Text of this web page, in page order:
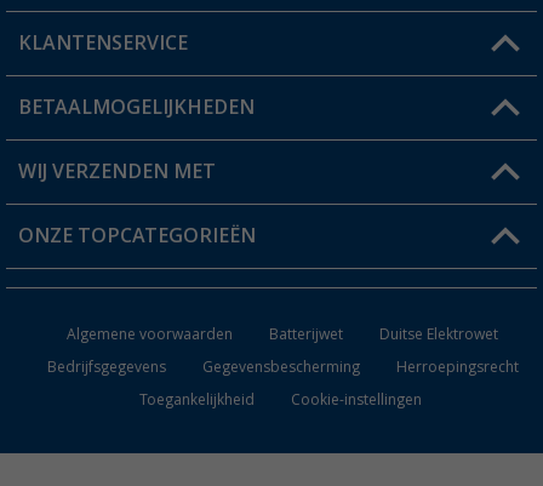
Mijn account
Status bestelling
Verlanglijstje
KLANTENSERVICE
FAQ & Contact
Verzendinformatie
Catalogus
BETAALMOGELIJKHEDEN
WIJ VERZENDEN MET
ONZE TOPCATEGORIEËN
Keukenaccessoires
Campingmeubilair
Campingtoiletten
Algemene voorwaarden Batterijwet
Duitse Elektrowet
Bedrijfsgegevens
Gegevensbescherming
Herroepingsrecht
Toegankelijkheid
Cookie-instellingen